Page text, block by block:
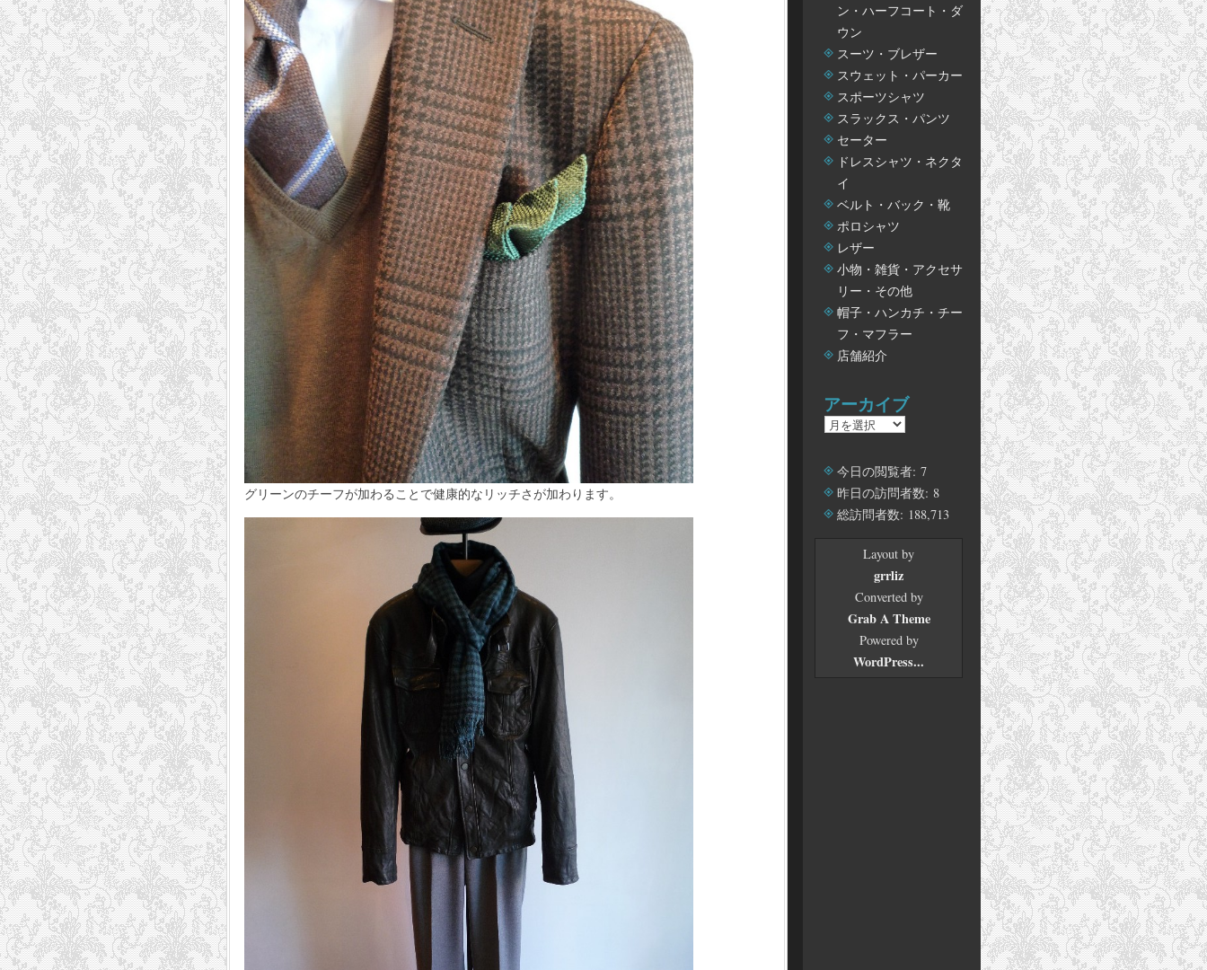
グリーンのチーフが加わることで健康的なリッチさが加わります。
ン・ハーフコート・ダ
ウン
スーツ・ブレザー
スウェット・パーカー
スポーツシャツ
スラックス・パンツ
セーター
ドレスシャツ・ネクタ
イ
ベルト・バック・靴
ポロシャツ
レザー
小物・雑貨・アクセサ
リー・その他
帽子・ハンカチ・チー
フ・マフラー
店舗紹介
アーカイブ
ア
カ
イ
ブ
今日の閲覧者: 7
昨日の訪問者数: 8
総訪問者数: 188,713
Layout by
grrliz
Converted by
Grab A Theme
Powered by
WordPress...